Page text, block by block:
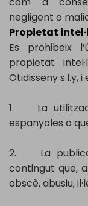
negligent o
Propietat
Es prohibeix
propietat
Otidisseny s.l.y,
1. La
espanyoles o
2. La
contingut que, a
obscè, abusiu,